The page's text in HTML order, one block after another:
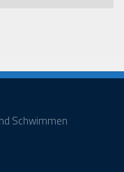
Schwimmen